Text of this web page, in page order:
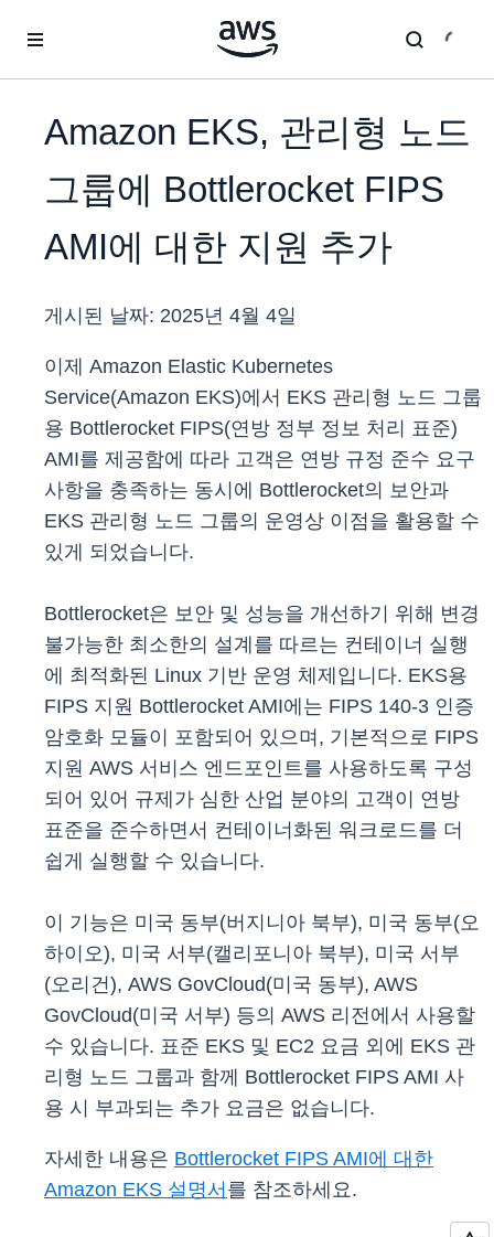
Amazon EKS, 관리형 노드
그룹에 Bottlerocket FIPS
AMI에 대한 지원 추가
게시된 날짜: 2025년 4월 4일
이제 Amazon Elastic Kubernetes
Service(Amazon EKS)에서 EKS 관리형 노드 그룹
용 Bottlerocket FIPS(연방 정부 정보 처리 표준)
AMI를 제공함에 따라 고객은 연방 규정 준수 요구
사항을 충족하는 동시에 Bottlerocket의 보안과
EKS 관리형 노드 그룹의 운영상 이점을 활용할 수
있게 되었습니다.
Bottlerocket은 보안 및 성능을 개선하기 위해 변경
불가능한 최소한의 설계를 따르는 컨테이너 실행
에 최적화된 Linux 기반 운영 체제입니다. EKS용
FIPS 지원 Bottlerocket AMI에는 FIPS 140-3 인증
암호화 모듈이 포함되어 있으며, 기본적으로 FIPS
지원 AWS 서비스 엔드포인트를 사용하도록 구성
되어 있어 규제가 심한 산업 분야의 고객이 연방
표준을 준수하면서 컨테이너화된 워크로드를 더
쉽게 실행할 수 있습니다.
이 기능은 미국 동부(버지니아 북부), 미국 동부(오
하이오), 미국 서부(캘리포니아 북부), 미국 서부
(오리건), AWS GovCloud(미국 동부), AWS
GovCloud(미국 서부) 등의 AWS 리전에서 사용할
수 있습니다. 표준 EKS 및 EC2 요금 외에 EKS 관
리형 노드 그룹과 함께 Bottlerocket FIPS AMI 사
용 시 부과되는 추가 요금은 없습니다.
자세한 내용은 Bottlerocket FIPS AMI에 대한
Amazon EKS 설명서 를 참조하세요.